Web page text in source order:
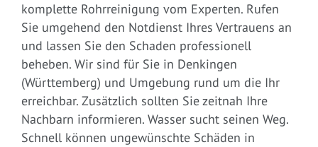
komplette Rohrreinigung vom Experten. Rufen
Sie umgehend den Notdienst Ihres Vertrauens an
und lassen Sie den Schaden professionell
beheben. Wir sind für Sie in Denkingen
(Württemberg) und Umgebung rund um die Ihr
erreichbar. Zusätzlich sollten Sie zeitnah Ihre
Nachbarn informieren. Wasser sucht seinen Weg.
Schnell können ungewünschte Schäden in